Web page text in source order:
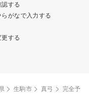
する
がなで入力する
する
生駒市 真弓
完全予